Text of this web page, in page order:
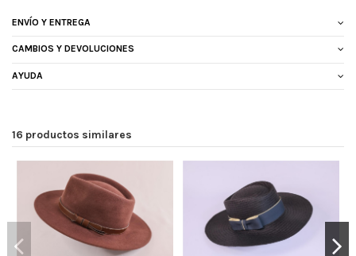
ENVÍO Y ENTREGA
CAMBIOS Y DEVOLUCIONES
AYUDA
16 productos similares